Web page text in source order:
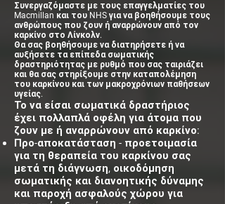
Συνεργαζόμαστε με τους επαγγελματίες του
Macmillan και του NHS για να βοηθήσουμε τους
ανθρώπους που ζουν ή αναρρώνουν από τον
καρκίνο στο Λίνκολν.
Θα σας βοηθήσουμε να διατηρήσετε ή να
αυξήσετε τα επίπεδα σωματικής
δραστηριότητας με ρυθμό που σας ταιριάζει
και θα σας στηρίξουμε στην καταπολέμηση
του καρκίνου και των μακροχρόνιων παθήσεων
υγείας.
Το να είσαι σωματικά δραστήριος
έχει πολλαπλά οφέλη για άτομα που
ζουν με ή αναρρώνουν από καρκίνο:
Προ-αποκατάσταση - προετοιμασία
για τη θεραπεία του καρκίνου σας
μετά τη διάγνωση, οικοδόμηση
σωματικής και διανοητικής δύναμης
και παροχή ασφαλούς χώρου για